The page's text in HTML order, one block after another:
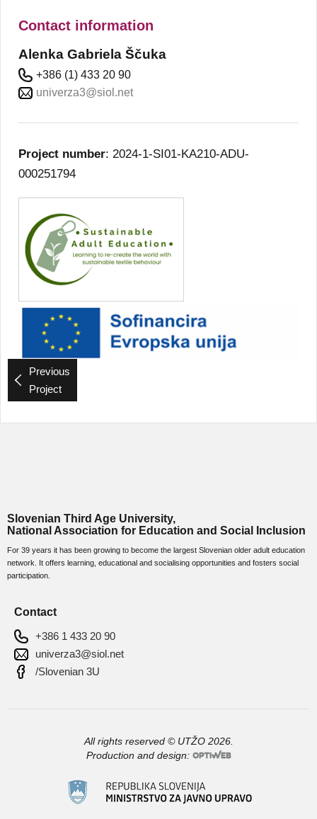
Contact information
Alenka Gabriela Ščuka
+386 (1) 433 20 90
univerza3@siol.net
Project number: 2024-1-SI01-KA210-ADU-
000251794
Previous
Project
Slovenian Third Age University,
National Association for Education and Social Inclusion
For 39 years it has been growing to become the largest Slovenian older adult education
network. It offers learning, educational and socialising opportunities and fosters social
participation.
Contact
+386 1 433 20 90
univerza3@siol.net
/Slovenian 3U
All rights reserved © UTŽO 2026.
Production and design: